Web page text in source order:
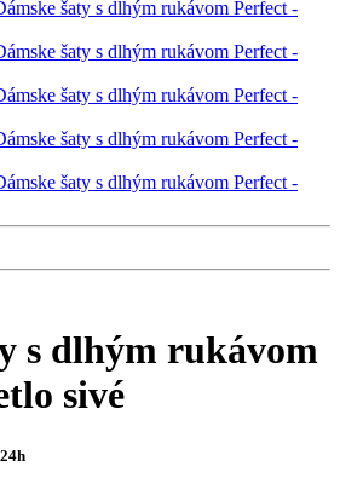
s dlhým rukávom
sivé